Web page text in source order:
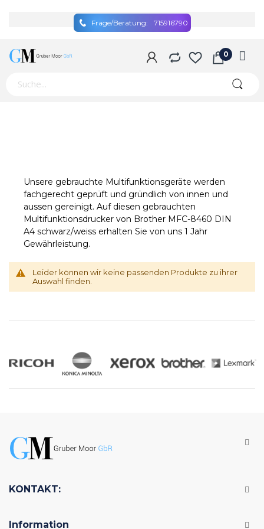
Frage/Beratung: 715916790
Unsere gebrauchte Multifunktionsgeräte werden
fachgerecht geprüft und gründlich von innen und
aussen gereinigt. Auf diesen gebrauchten
Multifunktionsdrucker von Brother MFC-8460 DIN
A4 schwarz/weiss erhalten Sie von uns 1 Jahr
Gewährleistung.
Leider können wir keine passenden Produkte zu ihrer
Auswahl finden.
KONTAKT:
Information